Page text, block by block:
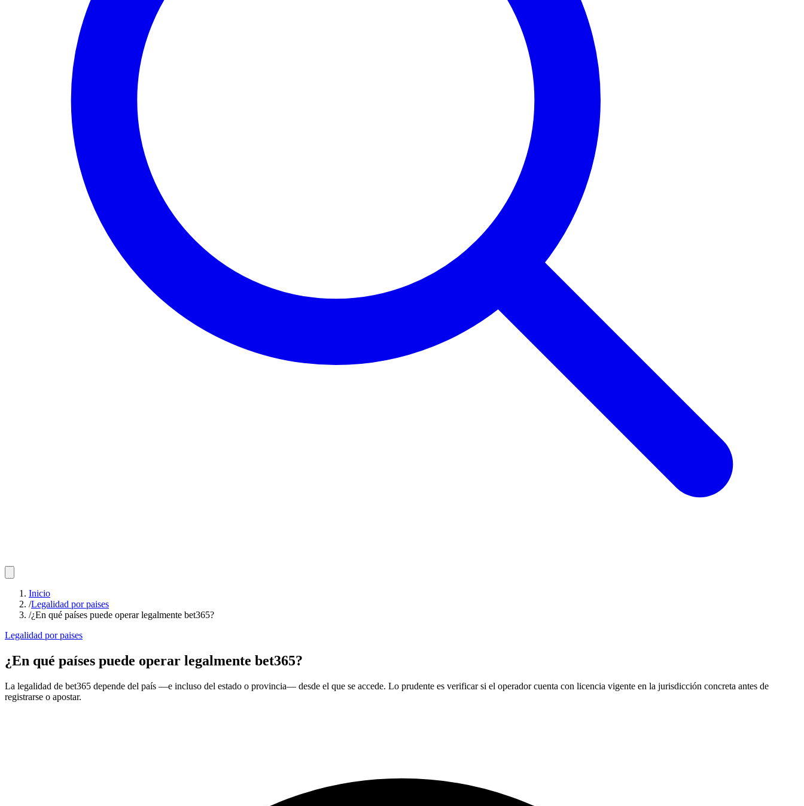
Inicio
/Legalidad por paises
/¿En qué países puede operar legalmente bet365?
Legalidad por paises
¿En qué países puede operar legalmente bet365?
La legalidad de bet365 depende del país —e incluso del estado o provincia— desde el que se accede. Lo prudente es verificar si el operador cuenta con licencia vigente en la jurisdicción concreta antes de
registrarse o apostar.